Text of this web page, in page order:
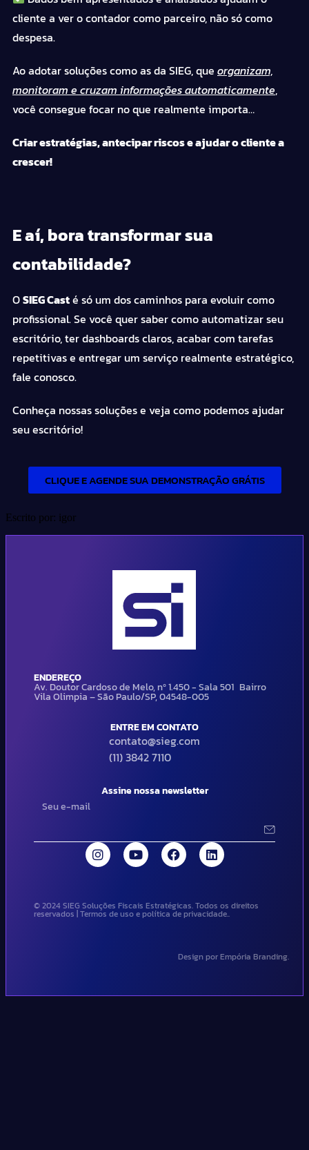
cliente a ver o contador como parceiro, não só como
despesa.
Ao adotar soluções como as da SIEG, que organizam,
monitoram e cruzam informações automaticamente,
você consegue focar no que realmente importa…
Criar estratégias, antecipar riscos e ajudar o cliente a
crescer!
E aí, bora transformar sua
contabilidade?
OSIEG Casté só um dos caminhos para evoluir como
profissional. Se você quer saber como automatizar seu
escritório, ter dashboards claros, acabar com tarefas
repetitivas e entregar um serviço realmente estratégico,
fale conosco.
Conheça nossas soluções e veja como podemos ajudar
seu escritório!
CLIQUE E AGENDE SUA DEMONSTRAÇÃO GRÁTIS
Escrito por: igor
ENDEREÇO
Av. Doutor Cardoso de Melo, nº 1.450 - Sala 501 Bairro
Vila Olimpia – São Paulo/SP, 04548-005
ENTRE EM CONTATO
contato@sieg.com
(11) 3842 7110
Assine nossa newsletter
© 2024 SIEG Soluções Fiscais Estratégicas. Todos os direitos
reservados | Termos de uso e política de privacidade..
Design por Empória Branding.